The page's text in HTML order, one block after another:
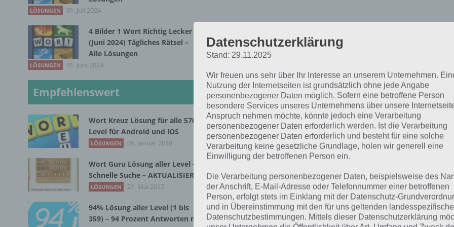
Dooors 3 –
Wir haben unsere Lösung zu Dooors 3 in insgesamt vier
eigenen Level / Welten eingeteilt, da die Spiele App extrem
so die Übersicht wahren wollen. Solltest du irgendwo trotz
irgendwo nicht weiterkommen, so meldet euch einfach in
diesem Artikel. Wir versuchen euch dann entsprechend
Übeblick über die einzelnen Teile von unserer Land of the
Dooors 3 Lösung – Level 1, 2, 3, 4, 5, 6, 7, 8, 9, 10
Dooors 3 Lösung – Level 11, 12, 13, 14, 15, 16, 17, 18, 19, 20
LÖSUNGEN 01. Juli 2024
4 Bilder 1 Wort Richtig Lecker
(Juni 2024) Tägliches Rätsel –
Alle Lösungen
LÖSUNGEN 01. Juni 2024
Empfehlenswert
Wort Kreuz Lösung für alle 570
Level für Android und iOS
LÖSUNGEN 05. Januar 2018
Wort Guru Lösung aller Level –
Schnelle Suche – AKTUALISIERT
LÖSUNGEN 21. Mai 2017
94% Lösung aller Level (1 bis
359) – 94 Prozent Antworten mit
Datenschutzerklärung
Stand: 29.11.2025
Wir freuen uns sehr über Ihr Interesse an unserem Unternehmen.
Nutzung der Internetseiten ist grundsätzlich ohne jede Angabe
personenbezogener Daten möglich. Sofern eine betroffene Person
besondere Services unseres Unternehmens über unsere
Anspruch nehmen möchte, könnte jedoch eine Verarbeitung
personenbezogener Daten erforderlich werden. Ist die Verarbeitung
personenbezogener Daten erforderlich und besteht für eine solche
Verarbeitung keine gesetzliche Grundlage, holen wir generell eine
Einwilligung der betroffenen Person ein.
Die Verarbeitung personenbezogener Daten, beispielsweise des
der Anschrift, E-Mail-Adresse oder Telefonnummer einer betroffenen
Person, erfolgt stets im Einklang mit der Datenschutz-
und in Übereinstimmung mit den für uns geltenden
Datenschutzbestimmungen. Mittels dieser Datenschutzerklärung